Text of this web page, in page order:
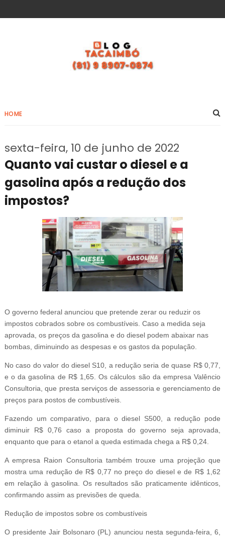
HOME
sexta-feira, 10 de junho de 2022
Quanto vai custar o diesel e a
gasolina após a redução dos
impostos?
O governo federal anunciou que pretende zerar ou reduzir os
impostos cobrados sobre os combustíveis. Caso a medida seja
aprovada, os preços da gasolina e do diesel podem abaixar nas
bombas, diminuindo as despesas e os gastos da população.
No caso do valor do diesel S10, a redução seria de quase R$ 0,77,
e o da gasolina de R$ 1,65. Os cálculos são da empresa Valêncio
Consultoria, que presta serviços de assessoria e gerenciamento de
preços para postos de combustíveis.
Fazendo um comparativo, para o diesel S500, a redução pode
diminuir R$ 0,76 caso a proposta do governo seja aprovada,
enquanto que para o etanol a queda estimada chega a R$ 0,24.
A empresa Raion Consultoria também trouxe uma projeção que
mostra uma redução de R$ 0,77 no preço do diesel e de R$ 1,62
em relação à gasolina. Os resultados são praticamente idênticos,
confirmando assim as previsões de queda.
Redução de impostos sobre os combustíveis
O presidente Jair Bolsonaro (PL) anunciou nesta segunda-feira, 6,